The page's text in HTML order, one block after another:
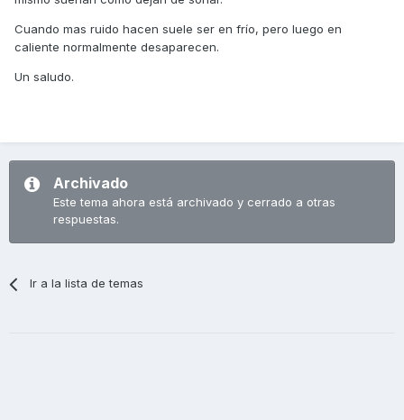
Cuando mas ruido hacen suele ser en frío, pero luego en
caliente normalmente desaparecen.
Un saludo.
Archivado
Este tema ahora está archivado y cerrado a otras
respuestas.
Ir a la lista de temas